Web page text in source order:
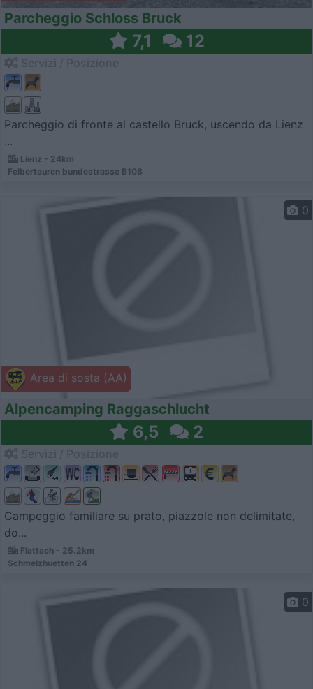
Parcheggio Schloss Bruck
7,1 12
Parcheggio di fronte al castello Bruck, uscendo da Lienz
...
Lienz - 24km
Felbertauren bundestrasse B108
Area di sosta (AA)
0
Alpencamping Raggaschlucht
6,5 2
Campeggio familiare su prato, piazzole non delimitate,
do...
Flattach - 25.2km
Schmelzhuetten 24
0